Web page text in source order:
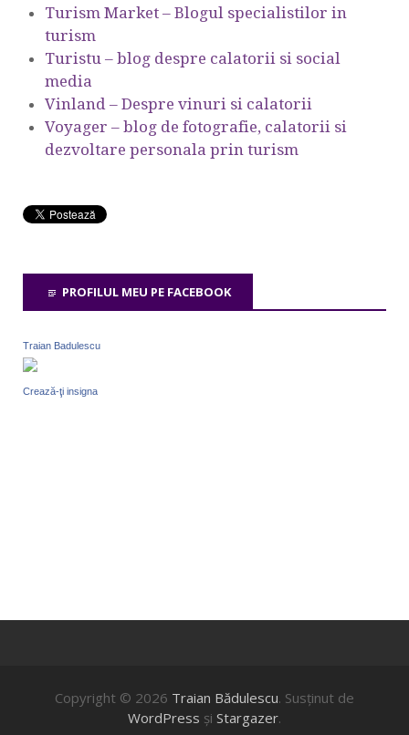
Turism Market – Blogul specialistilor in
turism
Turistu – blog despre calatorii si social
media
Vinland – Despre vinuri si calatorii
Voyager – blog de fotografie, calatorii si
dezvoltare personala prin turism
PROFILUL MEU PE FACEBOOK
Traian Badulescu
Crează-ţi insigna
Copyright © 2026 Traian Bădulescu. Susţinut de
WordPress şi Stargazer.